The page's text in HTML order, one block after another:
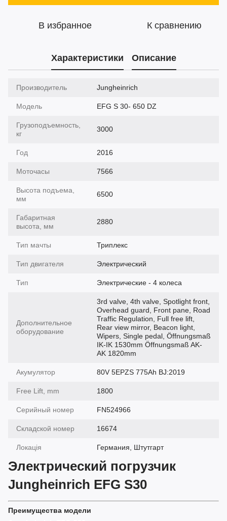
В избранное К сравнению
Характеристики Описание
Производитель Jungheinrich
Модель EFG S 30- 650 DZ
Грузоподъемность,
кг
3000
Год 2016
Моточасы 7566
Высота подъема,
мм
6500
Габаритная
высота, мм
2880
Тип мачты Триплекс
Тип двигателя Электрический
Тип Электрические - 4 колеса
Дополнительное
оборудование
3rd valve, 4th valve, Spotlight front,
Overhead guard, Front pane, Road
Traffic Regulation, Full free lift,
Rear view mirror, Beacon light,
Wipers, Single pedal, Öffnungsmaß
IK-IK 1530mm Öffnungsmaß AK-
AK 1820mm
Акумулятор 80V 5EPZS 775Ah BJ:2019
Free Lift, mm 1800
Серийный номер FN524966
Складской номер 16674
Локація Германия, Штутгарт
Электрический погрузчик
Jungheinrich EFG S30
Преимущества модели